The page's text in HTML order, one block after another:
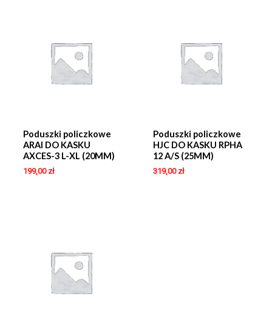
Poduszki policzkowe
ARAI DO KASKU
AXCES-3 L-XL (20MM)
199,00 zł
Poduszki policzkowe
HJC DO KASKU RPHA
12 A/S (25MM)
319,00 zł